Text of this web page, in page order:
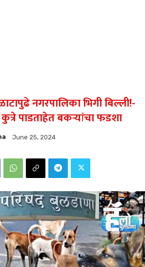
नगरपालिका भिगी बिल्ली!-
कुत्रे पाडताहेत बकऱ्यांचा फडशा
June 25, 2024